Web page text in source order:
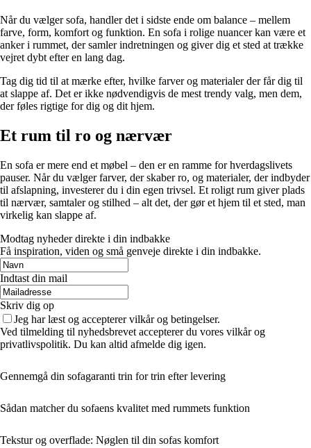
Når du vælger sofa, handler det i sidste ende om balance – mellem
farve, form, komfort og funktion. En sofa i rolige nuancer kan være et
anker i rummet, der samler indretningen og giver dig et sted at trække
vejret dybt efter en lang dag.
Tag dig tid til at mærke efter, hvilke farver og materialer der får dig til
at slappe af. Det er ikke nødvendigvis de mest trendy valg, men dem,
der føles rigtige for dig og dit hjem.
Et rum til ro og nærvær
En sofa er mere end et møbel – den er en ramme for hverdagslivets
pauser. Når du vælger farver, der skaber ro, og materialer, der indbyder
til afslapning, investerer du i din egen trivsel. Et roligt rum giver plads
til nærvær, samtaler og stilhed – alt det, der gør et hjem til et sted, man
virkelig kan slappe af.
Modtag nyheder direkte i din indbakke
Få inspiration, viden og små genveje direkte i din indbakke.
Indtast din mail
Skriv dig op
Jeg har læst og accepterer vilkår og betingelser.
Ved tilmelding til nyhedsbrevet accepterer du vores vilkår og
privatlivspolitik. Du kan altid afmelde dig igen.
Gennemgå din sofagaranti trin for trin efter levering
Sådan matcher du sofaens kvalitet med rummets funktion
Tekstur og overflade: Nøglen til din sofas komfort